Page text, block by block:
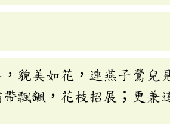
貌美如花，連燕子鶯兒
飄颻，花枝招展；更兼